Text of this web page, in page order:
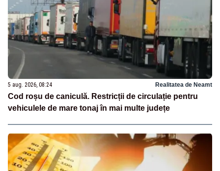
5 aug. 2026, 08:24 Realitatea de Neamt
Cod roșu de caniculă. Restricții de circulație pentru
vehiculele de mare tonaj în mai multe județe